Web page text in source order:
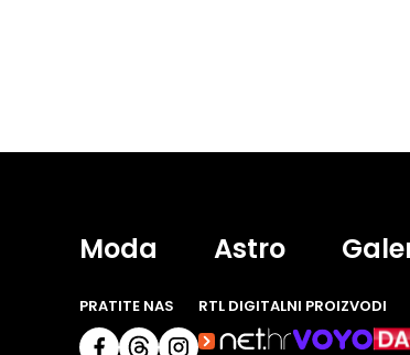
Moda Astro
PRATITE NAS RTL DIGITALNI PROIZVODI